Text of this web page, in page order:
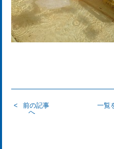
前の記事
へ
一覧